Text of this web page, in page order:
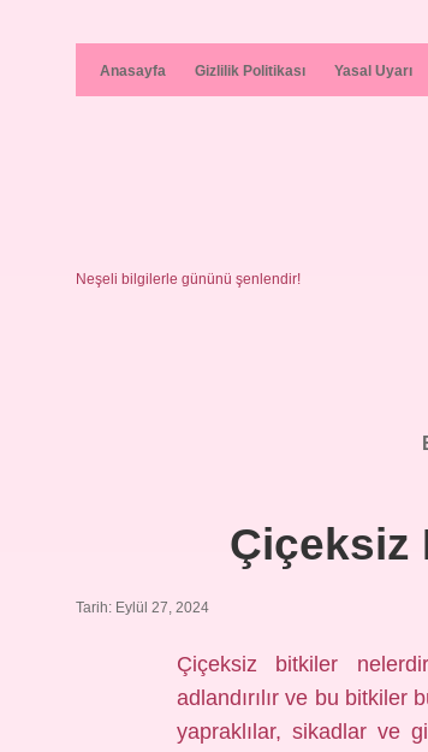
Anasayfa Gizlilik Politikası Yasal Uyarı
Neşeli bilgilerle gününü şenlendir!
Çiçeksiz
Tarih: Eylül 27, 2024
Çiçeksiz bitkiler
adlandırılır ve bu bitkiler
yapraklılar, sikadlar ve